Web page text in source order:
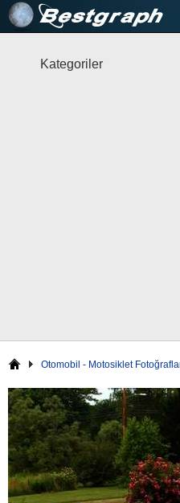
Kategoriler
Otomobil - Motosiklet